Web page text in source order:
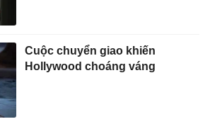
Cuộc chuyển giao khiến
Hollywood choáng váng